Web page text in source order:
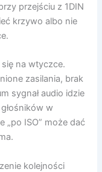
przejściu z 1DIN
krzywo albo nie
na wtyczce.
zasilania, brak
sygnał audio idzie
w
„po ISO” może dać
kolejności